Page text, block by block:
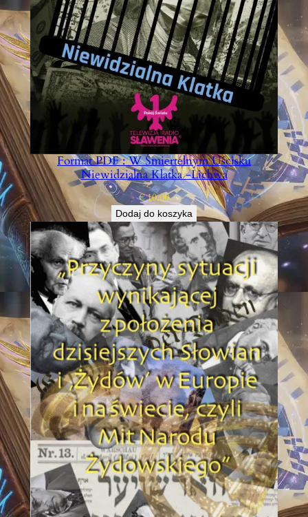
Format PDF : W Śmiertelnym Uścisku
Niewidzialna Klatka -Lichwa
€10,00
Dodaj do koszyka